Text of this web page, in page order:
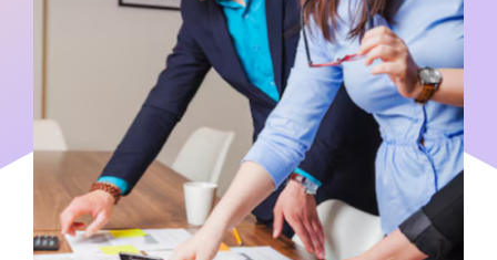
Nos consultants disponibles
Blog